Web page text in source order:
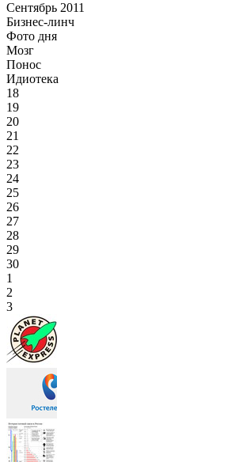
Сентябрь 2011
Бизнес-линч
Фото дня
Мозг
Понос
Идиотека
18
19
20
21
22
23
24
25
26
27
28
29
30
1
2
3